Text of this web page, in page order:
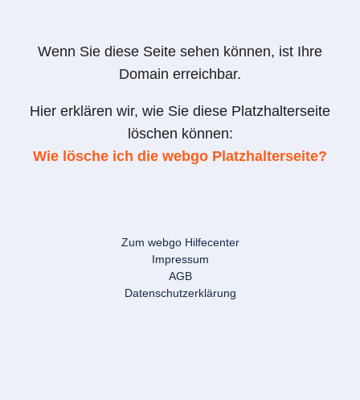
Wenn Sie diese Seite sehen können, ist Ihre
Domain erreichbar.
Hier erklären wir, wie Sie diese Platzhalterseite
löschen können:
Wie lösche ich die webgo Platzhalterseite?
Zum webgo Hilfecenter
Impressum
AGB
Datenschutzerklärung